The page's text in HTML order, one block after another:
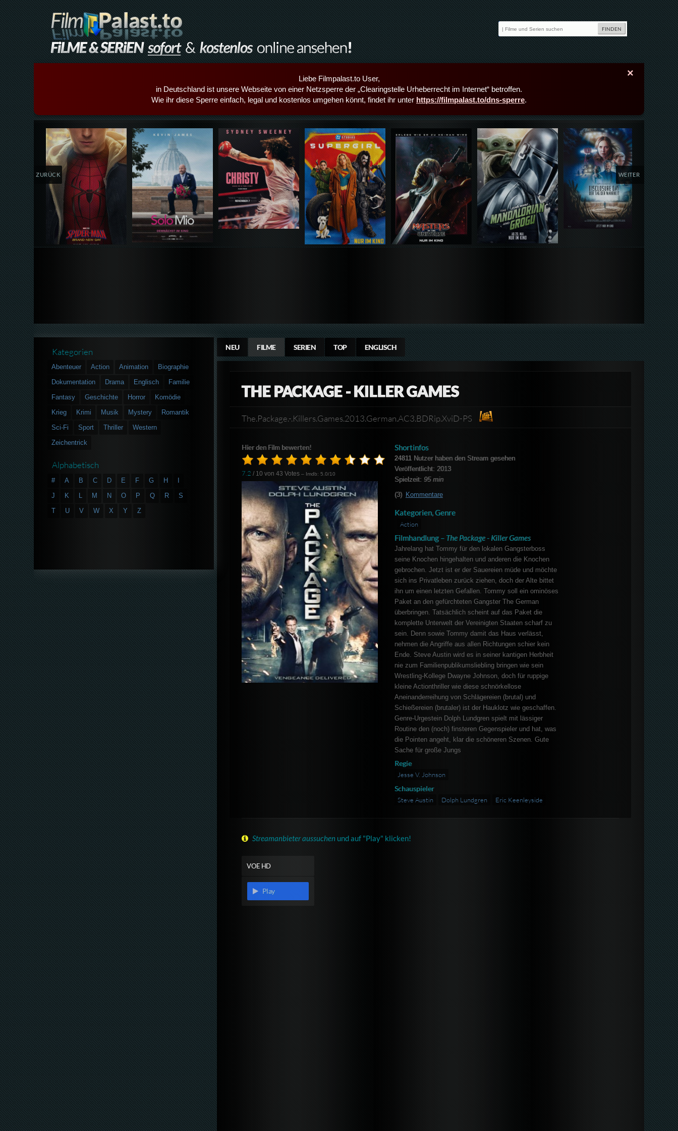
×
Liebe Filmpalast.to User,
in Deutschland ist unsere Webseite von einer Netzsperre der „Clearingstelle Urheberrecht im Internet“ betroffen.
Wie ihr diese Sperre einfach, legal und kostenlos umgehen könnt, findet ihr unter https://filmpalast.to/dns-sperre.
Details,Play Details,Play Details,Play Details,Play Details,Play Details,Play Details,Play
ZURÜCK WEITER
NEU FILME SERIEN TOP ENGLISCH
THE PACKAGE - KILLER GAMES
The.Package.-.Killers.Games.2013.German.AC3.BDRip.XviD-PS
Hier den Film bewerten!
7.2 / 10 von43 Votes – Imdb: 5.0/10
Shortinfos
24811Nutzer haben den Stream gesehen
Veröffentlicht: 2013
Spielzeit: 95 min
(3) Kommentare
Kategorien, Genre
Action
Filmhandlung – The Package - Killer Games
Jahrelang hat Tommy für den lokalen Gangsterboss
seine Knochen hingehalten und anderen die Knochen
gebrochen. Jetzt ist er der Sauereien müde und möchte
sich ins Privatleben zurück ziehen, doch der Alte bittet
ihn um einen letzten Gefallen. Tommy soll ein ominöses
Paket an den gefürchteten Gangster The German
überbringen. Tatsächlich scheint auf das Paket die
komplette Unterwelt der Vereinigten Staaten scharf zu
sein. Denn sowie Tommy damit das Haus verlässt,
nehmen die Angriffe aus allen Richtungen schier kein
Ende. Steve Austin wird es in seiner kantigen Herbheit
nie zum Familienpublikumsliebling bringen wie sein
Wrestling-Kollege Dwayne Johnson, doch für ruppige
kleine Actionthriller wie diese schnörkellose
Aneinanderreihung von Schlägereien (brutal) und
Schießereien (brutaler) ist der Hauklotz wie geschaffen.
Genre-Urgestein Dolph Lundgren spielt mit lässiger
Routine den (noch) finsteren Gegenspieler und hat, was
die Pointen angeht, klar die schöneren Szenen. Gute
Sache für große Jungs
Regie
Jesse V. Johnson
Schauspieler
Steve Austin Dolph Lundgren Eric Keenleyside
Streamanbieter aussuchen und auf "Play" klicken!
VOE HD
Play
Kategorien
Abenteuer Action Animation
Biographie
Dokumentation
Drama Englisch
Familie
Fantasy
Geschichte Horror
Komödie
Krieg
Krimi Musik Mystery
Romantik
Sci-Fi
Sport Thriller
Western
Zeichentrick
Alphabetisch
# A B C D E F G H
J
K L M N O P Q R
S
T
U V W X Y Z